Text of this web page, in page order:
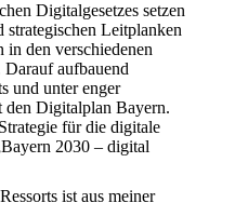
Digitalgesetzes setzen
Leitplanken
den verschiedenen
Darauf aufbauend
und unter enger
Digitalplan Bayern.
für die digitale
2030 – digital
ist aus meiner